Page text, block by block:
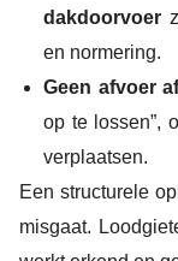
dakdoorvoer
en normering.
Geen afvoer
op te lossen”,
verplaatsen.
Een structurele
misgaat.